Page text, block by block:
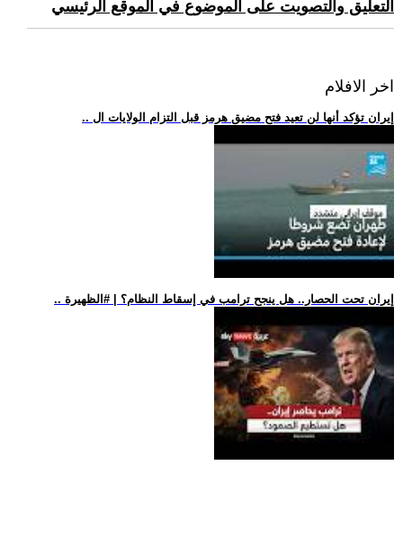
التعليق والتصويت على الموضوع في الموقع الرئيسي
اخر الافلام
.. إيران تؤكد أنها لن تعيد فتح مضيق هرمز قبل التزام الولايات ال
.. إيران تحت الحصار.. هل ينجح ترامب في إسقاط النظام؟ | #الظهيرة